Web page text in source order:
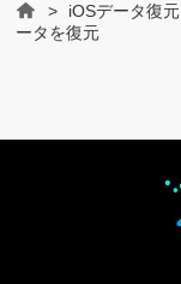
Home
> iOSデータ復元
ータを復元